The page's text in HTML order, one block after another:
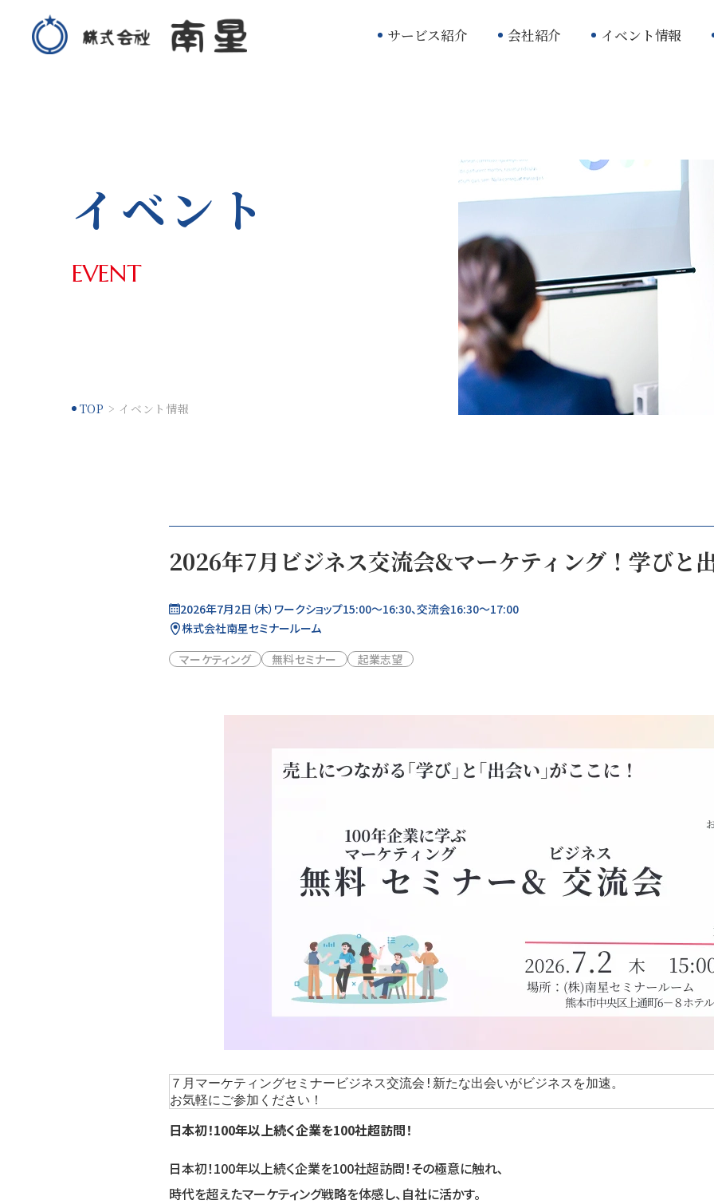
サービス紹介 会社紹介 イベント情報
イベント
EVENT
TOP イベント情報
2026年7月ビジネス交流会&マーケティング！学びと
2026年7月2日（木）ワークショップ15:00～16:30、交流会16:30～17:00
株式会社南星セミナールーム
マーケティング
無料セミナー 起業志望
７月マーケティングセミナービジネス交流会!新たな出会いがビジネスを加速。
お気軽にご参加ください！
日本初！100年以上続く企業を100社超訪問！
日本初！100年以上続く企業を100社超訪問！その極意に触れ､
時代を超えたマーケティング戦略を体感し、自社に活かす。